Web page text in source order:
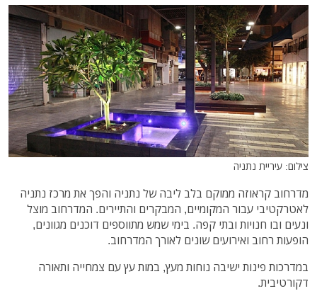
צילום: עיריית נתניה
מדרחוב קראוזה ממוקם בלב ליבה של נתניה והפך את מרכז נתניה
לאטרקטיבי עבור המקומיים, המבקרים והתיירים. המדרחוב מוצל
ונעים ובו חנויות ובתי קפה. בימי שמש מתווספים דוכנים מגוונים,
הופעות רחוב ואירועים שונים לאורך המדרחוב.
במדרכות פינות ישיבה נוחות מעץ, במות עץ עם צמחייה ותאורה
דקורטיבית.